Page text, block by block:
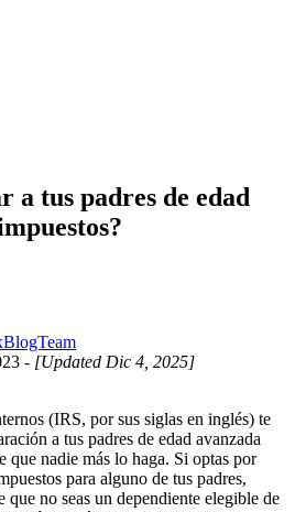
a tus padres de edad
- [Updated Dic 4, 2025]
(IRS, por sus siglas en inglés) te
a tus padres de edad avanzada
que nadie más lo haga. Si optas por
para alguno de tus padres,
que no seas un dependiente elegible de